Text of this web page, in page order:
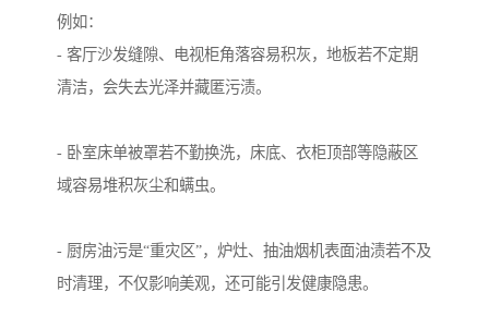
例如：
- 客厅沙发缝隙、电视柜角落容易积灰，地板若不定期
清洁，会失去光泽并藏匿污渍。
- 卧室床单被罩若不勤换洗，床底、衣柜顶部等隐蔽区
域容易堆积灰尘和螨虫。
- 厨房油污是“重灾区”，炉灶、抽油烟机表面油渍若不及
时清理，不仅影响美观，还可能引发健康隐患。